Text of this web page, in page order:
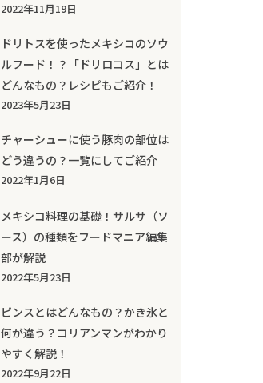
2022年11月19日
ドリトスを使ったメキシコのソウ
ルフード！？「ドリロコス」とは
どんなもの？レシピもご紹介！
2023年5月23日
チャーシューに使う豚肉の部位は
どう違うの？一覧にしてご紹介
2022年1月6日
メキシコ料理の基礎！サルサ（ソ
ース）の種類をフードマニア編集
部が解説
2022年5月23日
ピンスとはどんなもの？かき氷と
何が違う？コリアンマンがわかり
やすく解説！
2022年9月22日